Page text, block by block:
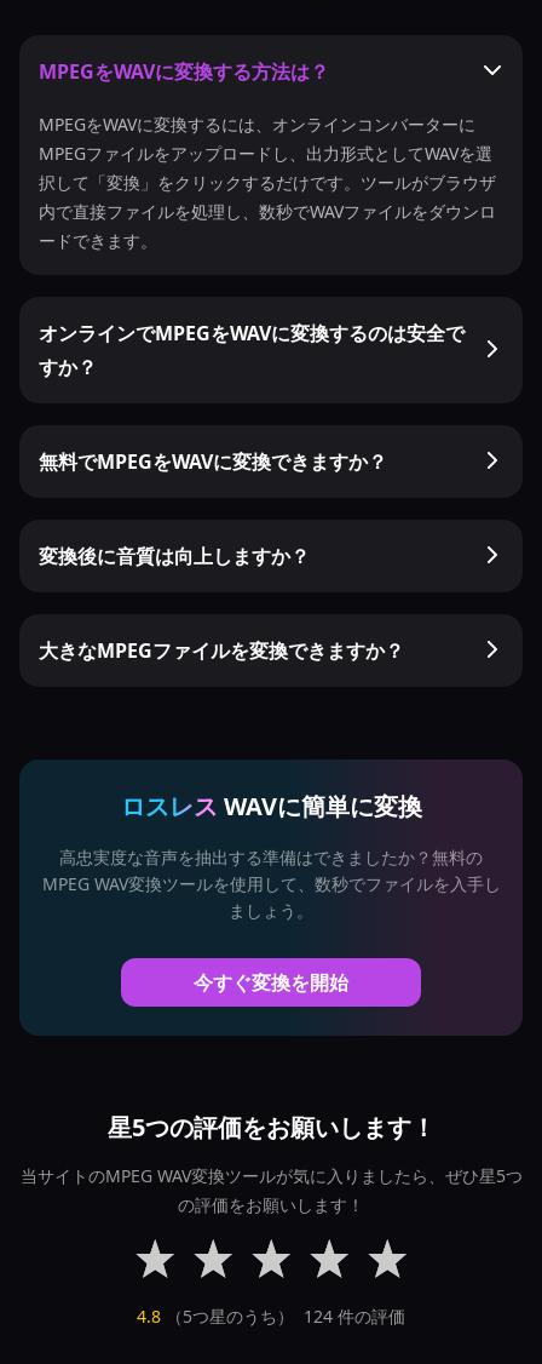
MPEGをWAVに変換する方法は？
MPEGをWAVに変換するには、オンラインコンバーターに
MPEGファイルをアップロードし、出力形式としてWAVを選
択して「変換」をクリックするだけです。ツールがブラウザ
内で直接ファイルを処理し、数秒でWAVファイルをダウンロ
ードできます。
オンラインでMPEGをWAVに変換するのは安全で
すか？
無料でMPEGをWAVに変換できますか？
変換後に音質は向上しますか？
大きなMPEGファイルを変換できますか？
ロスレス WAVに簡単に変換
高忠実度な音声を抽出する準備はできましたか？無料の
MPEG WAV変換ツールを使用して、数秒でファイルを入手し
ましょう。
今すぐ変換を開始
星5つの評価をお願いします！
当サイトのMPEG WAV変換ツールが気に入りましたら、ぜひ星5つ
の評価をお願いします！
4.8 （5つ星のうち） 124 件の評価